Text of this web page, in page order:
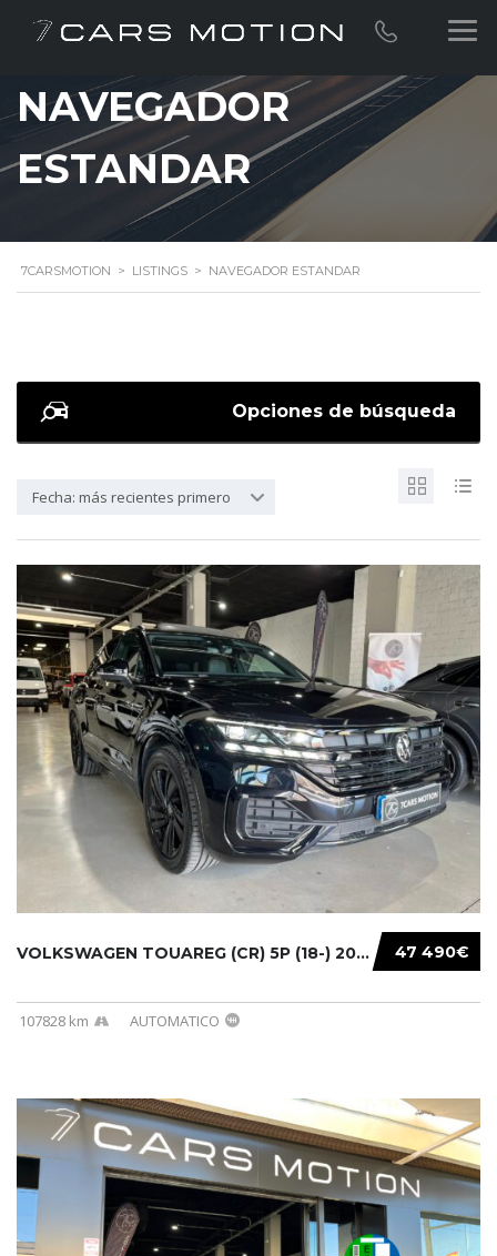
NAVEGADOR
ESTANDAR
7CARSMOTION > LISTINGS > NAVEGADOR ESTANDAR
Opciones de búsqueda
Fecha: más recientes primero
47 490€
VOLKSWAGEN TOUAREG (CR) 5P (18-) 2021...
107828 km AUTOMATICO